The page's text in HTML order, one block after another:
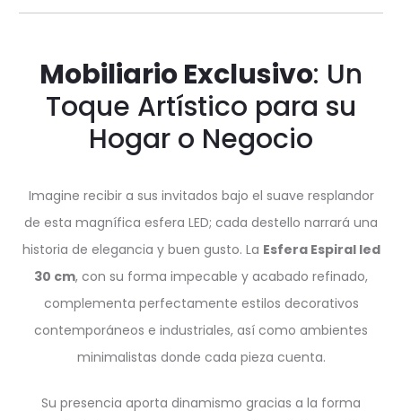
Mobiliario Exclusivo: Un
Toque Artístico para su
Hogar o Negocio
Imagine recibir a sus invitados bajo el suave resplandor
de esta magnífica esfera LED; cada destello narrará una
historia de elegancia y buen gusto. La Esfera Espiral led
30 cm, con su forma impecable y acabado refinado,
complementa perfectamente estilos decorativos
contemporáneos e industriales, así como ambientes
minimalistas donde cada pieza cuenta.
Su presencia aporta dinamismo gracias a la forma